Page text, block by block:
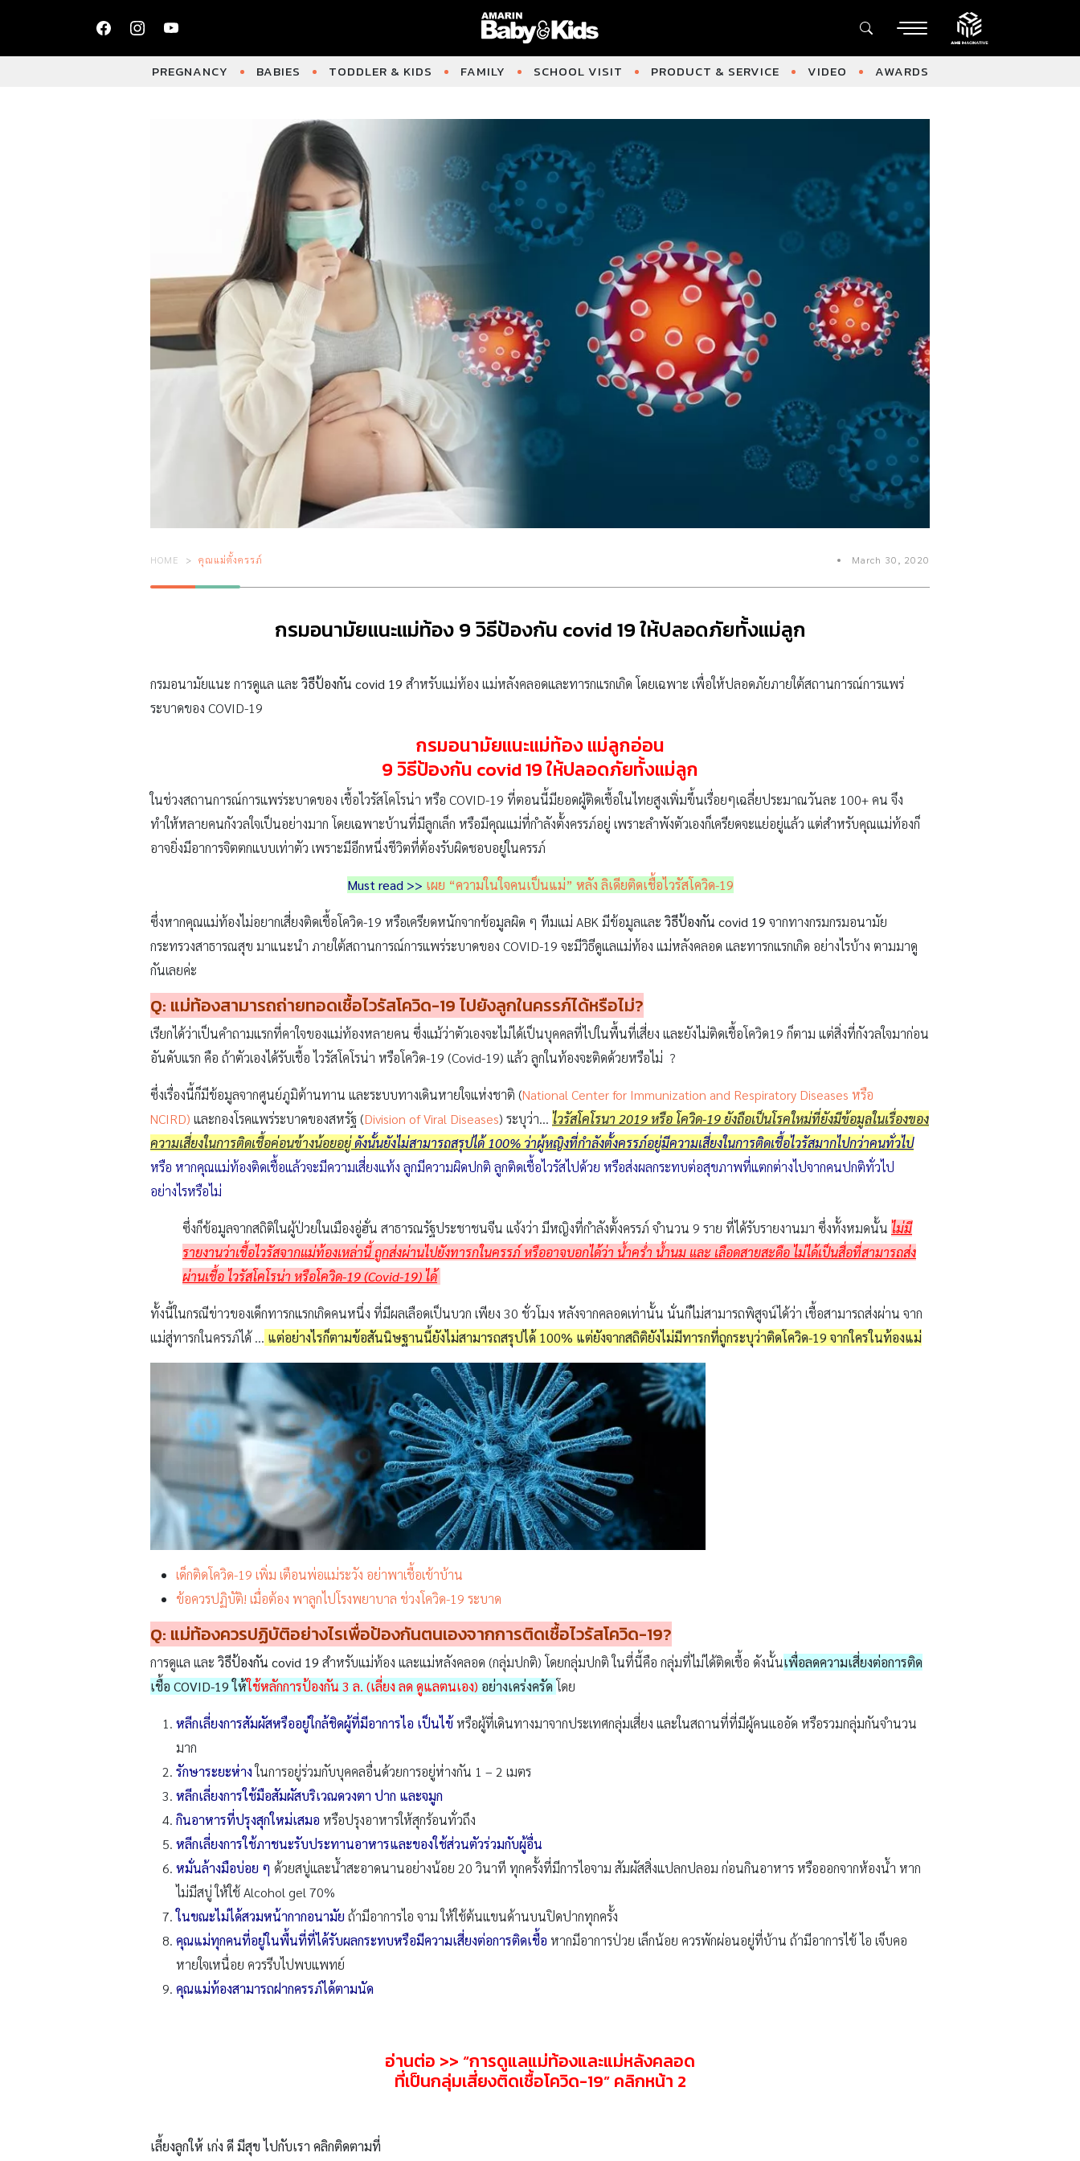
PREGNANCY BABIES TODDLER & KIDS FAMILY SCHOOL VISIT PRODUCT & SERVICE VIDEO AWARDS
HOME คุณแม่ตั้งครรภ์ March 30, 2020
กรมอนามัยแนะแม่ท้อง 9 วิธีป้องกัน covid 19 ให้ปลอดภัยทั้งแม่ลูก
กรมอนามัยแนะ การดูแล และ วิธีป้องกัน covid 19 สำหรับแม่ท้อง แม่หลังคลอดและทารกแรกเกิด โดยเฉพาะ เพื่อให้ปลอดภัยภายใต้สถานการณ์การแพร่
ระบาดของ COVID-19
กรมอนามัยแนะแม่ท้อง แม่ลูกอ่อน
9 วิธีป้องกัน covid 19ให้ปลอดภัยทั้งแม่ลูก
ในช่วงสถานการณ์การแพร่ระบาดของ เชื้อไวรัสโคโรน่า หรือ COVID-19 ที่ตอนนี้มียอดผู้ติดเชื้อในไทยสูงเพิ่มขึ้นเรื่อยๆเฉลี่ยประมาณวันละ 100+ คน จึง
ทำให้หลายคนกังวลใจเป็นอย่างมาก โดยเฉพาะบ้านที่มีลูกเล็ก หรือมีคุณแม่ที่กำลังตั้งครรภ์อยู่ เพราะลำพังตัวเองก็เครียดจะแย่อยู่แล้ว แต่สำหรับคุณแม่ท้องก็
อาจยิ่งมีอาการจิตตกแบบเท่าตัว เพราะมีอีกหนึ่งชีวิตที่ต้องรับผิดชอบอยู่ในครรภ์
Must read >> เผย “ความในใจคนเป็นแม่” หลัง ลิเดียติดเชื้อไวรัสโควิด-19
ซึ่งหากคุณแม่ท้องไม่อยากเสี่ยงติดเชื้อโควิด-19 หรือเครียดหนักจากข้อมูลผิด ๆ ทีมแม่ ABK มีข้อมูลและ วิธีป้องกัน covid 19 จากทางกรมกรมอนามัย
กระทรวงสาธารณสุข มาแนะนำ ภายใต้สถานการณ์การแพร่ระบาดของ COVID-19 จะมีวิธีดูแลแม่ท้อง แม่หลังคลอด และทารกแรกเกิด อย่างไรบ้าง ตามมาดู
กันเลยค่ะ
Q: แม่ท้องสามารถถ่ายทอดเชื้อไวรัสโควิด-19ไปยังลูกในครรภ์ได้หรือไม่?
เรียกได้ว่าเป็นคำถามแรกที่คาใจของแม่ท้องหลายคน ซึ่งแม้ว่าตัวเองจะไม่ได้เป็นบุคคลที่ไปในพื้นที่เสี่ยง และยังไม่ติดเชื้อโควิด19 ก็ตาม แต่สิ่งที่กังวลใจมาก่อน
อันดับแรก คือ ถ้าตัวเองได้รับเชื้อ ไวรัสโคโรน่า หรือโควิด-19 (Covid-19) แล้ว ลูกในท้องจะติดด้วยหรือไม่ ?
ซึ่งเรื่องนี้ก็มีข้อมูลจากศูนย์ภูมิต้านทาน และระบบทางเดินหายใจแห่งชาติ (National Center for Immunization and Respiratory Diseases หรือ
NCIRD) และกองโรคแพร่ระบาดของสหรัฐ (Division of Viral Diseases) ระบุว่า… ไวรัสโคโรนา 2019 หรือ โควิด-19ยังถือเป็นโรคใหม่ที่ยังมีข้อมูลในเรื่องของ
ความเสี่ยงในการติดเชื้อค่อนข้างน้อยอยู่ดังนั้นยังไม่สามารถสรุปได้ 100% ว่าผู้หญิงที่กำลังตั้งครรภ์อยู่มีความเสี่ยงในการติดเชื้อไวรัสมากไปกว่าคนทั่วไป
หรือ หากคุณแม่ท้องติดเชื้อแล้วจะมีความเสี่ยงแท้ง ลูกมีความผิดปกติ ลูกติดเชื้อไวรัสไปด้วย หรือส่งผลกระทบต่อสุขภาพที่แตกต่างไปจากคนปกติทั่วไป
อย่างไรหรือไม่
ซึ่งก็ข้อมูลจากสถิติในผู้ป่วยในเมืองอู่ฮั่น สาธารณรัฐประชาชนจีน แจ้งว่า มีหญิงที่กำลังตั้งครรภ์ จำนวน 9 ราย ที่ได้รับรายงานมา ซึ่งทั้งหมดนั้น ไม่มี
รายงานว่าเชื้อไวรัสจากแม่ท้องเหล่านี้ ถูกส่งผ่านไปยังทารกในครรภ์ หรืออาจบอกได้ว่า น้ำคร่ำ น้ำนม และ เลือดสายสะดือ ไม่ได้เป็นสื่อที่สามารถส่ง
ผ่านเชื้อ ไวรัสโคโรน่า หรือโควิด-19 (Covid-19) ได้
ทั้งนี้ในกรณีข่าวของเด็กทารกแรกเกิดคนหนึ่ง ที่มีผลเลือดเป็นบวก เพียง 30 ชั่วโมง หลังจากคลอดเท่านั้น นั่นก็ไม่สามารถพิสูจน์ได้ว่า เชื้อสามารถส่งผ่าน จาก
แม่สู่ทารกในครรภ์ได้ … แต่อย่างไรก็ตามข้อสันนิษฐานนี้ยังไม่สามารถสรุปได้ 100% แต่ยังจากสถิติยังไม่มีทารกที่ถูกระบุว่าติดโควิด-19 จากใครในท้องแม่
เด็กติดโควิด-19 เพิ่ม เตือนพ่อแม่ระวัง อย่าพาเชื้อเข้าบ้าน
ข้อควรปฏิบัติ! เมื่อต้อง พาลูกไปโรงพยาบาล ช่วงโควิด-19 ระบาด
Q: แม่ท้องควรปฏิบัติอย่างไรเพื่อป้องกันตนเองจากการติดเชื้อไวรัสโควิด-19?
การดูแล และ วิธีป้องกัน covid 19 สำหรับแม่ท้อง และแม่หลังคลอด (กลุ่มปกติ) โดยกลุ่มปกติ ในที่นี้คือ กลุ่มที่ไม่ได้ติดเชื้อ ดังนั้นเพื่อลดความเสี่ยงต่อการติด
เชื้อ COVID-19 ให้ใช้หลักการป้องกัน 3 ล. (เลี่ยง ลด ดูแลตนเอง) อย่างเคร่งครัด โดย
หลีกเลี่ยงการสัมผัสหรืออยู่ใกล้ชิดผู้ที่มีอาการไอ เป็นไข้ หรือผู้ที่เดินทางมาจากประเทศกลุ่มเสี่ยง และในสถานที่ที่มีผู้คนแออัด หรือรวมกลุ่มกันจำนวน
มาก
รักษาระยะห่าง ในการอยู่ร่วมกับบุคคลอื่นด้วยการอยู่ห่างกัน 1 – 2 เมตร
หลีกเลี่ยงการใช้มือสัมผัสบริเวณดวงตา ปาก และจมูก
กินอาหารที่ปรุงสุกใหม่เสมอ หรือปรุงอาหารให้สุกร้อนทั่วถึง
หลีกเลี่ยงการใช้ภาชนะรับประทานอาหารและของใช้ส่วนตัวร่วมกับผู้อื่น
หมั่นล้างมือบ่อย ๆ ด้วยสบู่และน้ำสะอาดนานอย่างน้อย 20 วินาที ทุกครั้งที่มีการไอจาม สัมผัสสิ่งแปลกปลอม ก่อนกินอาหาร หรือออกจากห้องน้ำ หาก
ไม่มีสบู่ ให้ใช้ Alcohol gel 70%
ในขณะไม่ได้สวมหน้ากากอนามัย ถ้ามีอาการไอ จาม ให้ใช้ต้นแขนด้านบนปิดปากทุกครั้ง
คุณแม่ทุกคนที่อยู่ในพื้นที่ที่ได้รับผลกระทบหรือมีความเสี่ยงต่อการติดเชื้อ หากมีอาการป่วย เล็กน้อย ควรพักผ่อนอยู่ที่บ้าน ถ้ามีอาการไข้ ไอ เจ็บคอ
หายใจเหนื่อย ควรรีบไปพบแพทย์
คุณแม่ท้องสามารถฝากครรภ์ได้ตามนัด
อ่านต่อ >> “การดูแลแม่ท้องและแม่หลังคลอด
ที่เป็นกลุ่มเสี่ยงติดเชื้อโควิด-19” คลิกหน้า 2
เลี้ยงลูกให้ เก่ง ดี มีสุข ไปกับเรา คลิกติดตามที่